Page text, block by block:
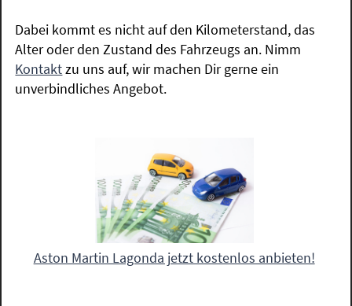
Dabei kommt es nicht auf den Kilometerstand, das
Alter oder den Zustand des Fahrzeugs an. Nimm
Kontaktzu uns auf, wir machen Dir gerne ein
unverbindliches Angebot.
Aston Martin Lagonda jetzt kostenlos anbieten!